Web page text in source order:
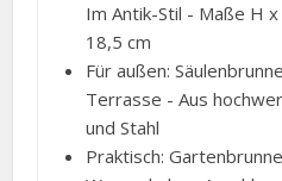
Im Antik-Stil - Maße H
18,5 cm
Für außen:
Terrasse - Aus
und Stahl
Praktisch: